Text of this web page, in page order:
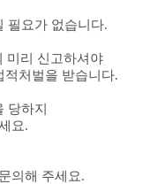
필요가 없습니다.
미리 신고하셔야
적처벌을 받습니다.
당하지
요.
의해 주세요.